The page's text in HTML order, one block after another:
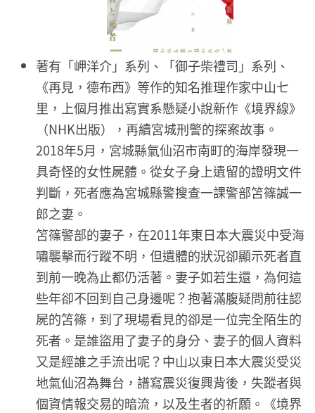
著有「岬洋介」系列、「御子柴禮司」系列、
《再見，德布西》等作的知名推理作家中山七
里，上個月推出寫實系懸疑小說新作《境界線》
（NHK出版），再續宮城刑警的探案故事。
2018年5月，宮城縣氣仙沼市南町的海岸發現一
具奇怪的女性屍體。從女子身上遺留的證明文件
判斷，死者應為宮城縣警搜查一課警部笘篠誠一
郎之妻。
笘篠警部的妻子，在2011年東日本大震災中受海
嘯襲擊而行蹤不明，但遺體的狀況卻顯示死者直
到前一晚為止都仍活著。妻子如若生還，為何這
些年卻不回到自己身邊呢？抱著滿腹疑問前往認
屍的笘篠，到了現場看見的卻是一位完全陌生的
死者。是誰盜用了妻子的身分、妻子的個人資料
又是經誰之手流出呢？中山以東日本大震災受災
地氣仙沼為舞台，譜寫震災復興背後，失蹤者與
個資情報交易的暗流，以及生者的祈願。《境界